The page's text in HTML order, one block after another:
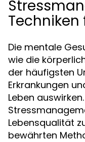
Die mentale
wie die
der häufigsten
Erkrankungen
Leben
Lebensqualität
bewährten